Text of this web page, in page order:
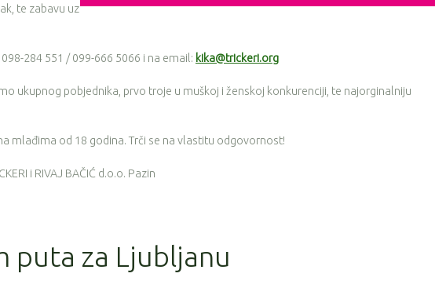
te zabavu uz
098-284 551 / 099-666 5066 i na email: kika@trickeri.org
ukupnog pobjednika, prvo troje u muškoj i ženskoj konkurenciji, te najorginalniju
mlađima od 18 godina. Trči se na vlastitu odgovornost!
i RIVAJ BAČIĆ d.o.o. Pazin
puta za Ljubljanu